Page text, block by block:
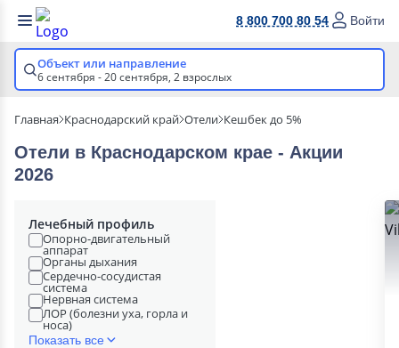
8 800 700 80 54 Войти
Объект или направление
6 сентября - 20 сентября, 2 взрослых
Главная Краснодарский край Отели Кешбек до 5%
Отели в Краснодарском крае - Акции
2026
Лечебный профиль
Опорно-двигательный
аппарат
Органы дыхания
Сердечно-сосудистая
система
Нервная система
ЛОР (болезни уха, горла и
носа)
Показать все